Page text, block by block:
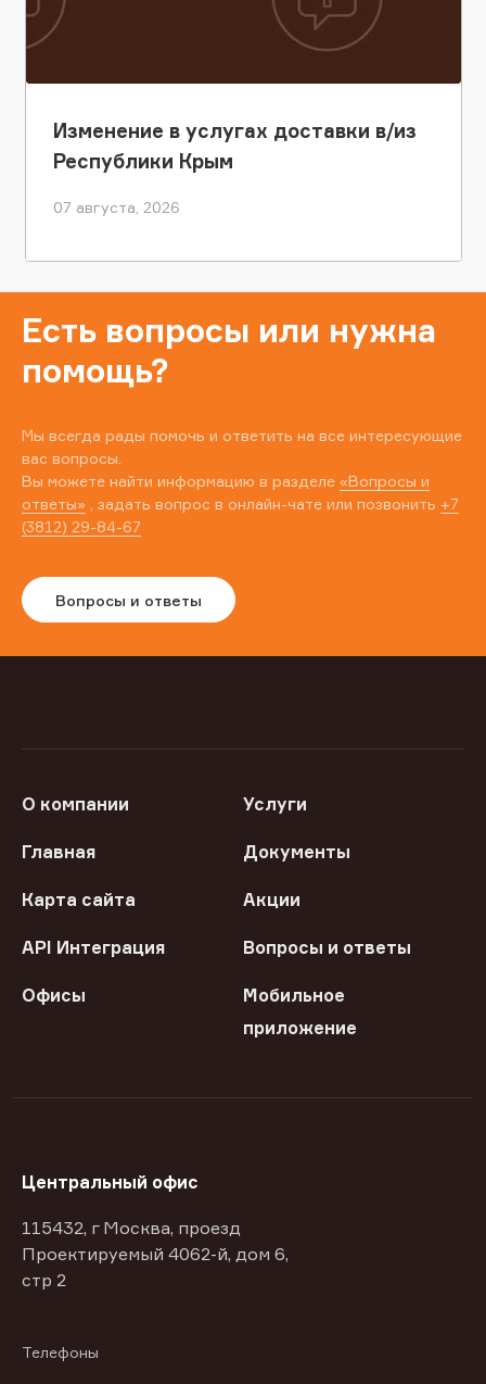
Изменение в услугах доставки в/из
Республики Крым
07 августа, 2026
Есть вопросы или нужна
помощь?
Мы всегда рады помочь и ответить на все интересующие
вас вопросы.
Вы можете найти информацию в разделе «Вопросы и
ответы» , задать вопрос в онлайн-чате или позвонить +7
(3812) 29-84-67
Вопросы и ответы
О компании Услуги
Главная Документы
Карта сайта Акции
API Интеграция Вопросы и ответы
Офисы
Мобильное
приложение
Центральный офис
115432, г Москва, проезд
Проектируемый 4062-й, дом 6,
стр 2
Телефоны